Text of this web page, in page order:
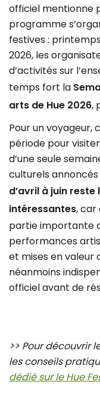
officiel mentionne
programme
festives :
2026, les
d’activités sur
temps fort la
arts de Hue 2026,
Pour un voyageur,
période pour
d’une seule
culturels
d’avril à juin reste
intéressantes, car
partie importante
performances
et mises en valeur
néanmoins
officiel avant de
>> Pour découvrir
les conseils
dédié sur le Hue